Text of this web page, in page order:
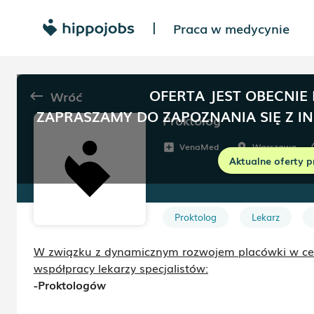
| Praca w medycynie
OFERTA JEST
ZAPRASZAMY DO ZAPOZNANIA SIĘ Z
Aktualne oferty
keyboard_backspace Wróć
Proktolog
add_box VenaMed room Warszawa
Proktolog Lekarz
W związku z dynamicznym rozwojem placówki w
współpracy lekarzy specjalistów:
-Proktologów